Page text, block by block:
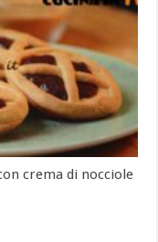
crema di nocciole